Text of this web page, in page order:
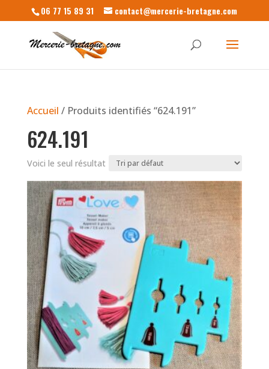
06 77 15 89 31 contact@mercerie-bretagne.com
Accueil / Produits identifiés “624.191”
624.191
Voici le seul résultat